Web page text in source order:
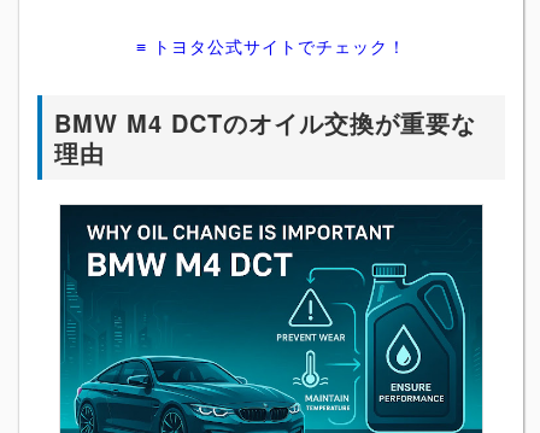
≡ トヨタ公式サイトでチェック！
BMW M4 DCTのオイル交換が重要な
理由